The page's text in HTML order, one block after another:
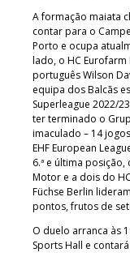
A formação maiata
contar para o
Porto e ocupa
lado, o HC
português Wilson
equipa dos Balcãs
Superleague 2022/
ter terminado o
imaculado – 14
EHF European
6.ª e última
Motor e a dois do
Füchse Berlin
pontos, frutos de
O duelo arranca às
Sports Hall e